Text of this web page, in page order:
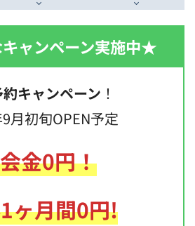
ャンペーン実施中★
キャンペーン ！
月初旬OPEN予定
金0円！
ヶ月間0円!